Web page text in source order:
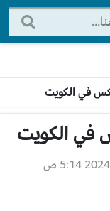
في الكويت
في الكويت
5:14 ص